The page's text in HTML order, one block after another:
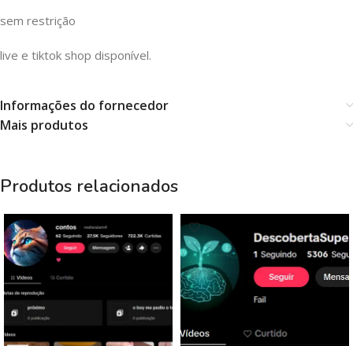
sem restrição
live e tiktok shop disponível.
Informações do fornecedor
Mais produtos
Produtos relacionados